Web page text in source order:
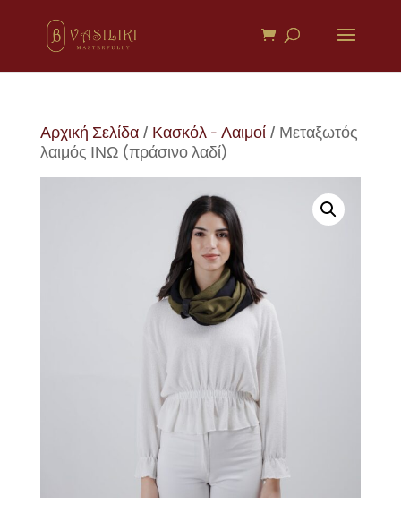
Αρχική Σελίδα/ Κασκόλ - Λαιμοί/ Μεταξωτός
λαιμός ΙΝΩ (πράσινο λαδί)